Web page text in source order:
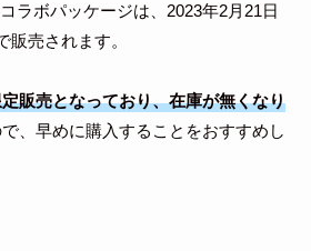
ラボパッケージは、2023年2月21日
販売されます。
販売となっており、在庫が無くなり
、早めに購入することをおすすめし